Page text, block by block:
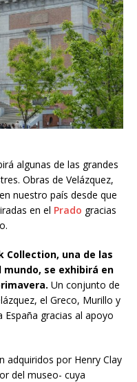
algunas de las grandes
Obras de Velázquez,
nuestro país desde que
en el Prado gracias
Collection, una de las
se exhibirá en
Un conjunto de
el Greco, Murillo y
España gracias al apoyo
adquiridos por Henry Clay
del museo- cuya